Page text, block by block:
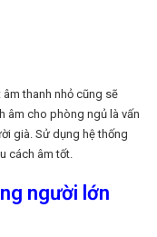
thanh nhỏ cũng sẽ
âm cho phòng ngủ là vấn
già. Sử dụng hệ thống
cách âm tốt.
người lớn